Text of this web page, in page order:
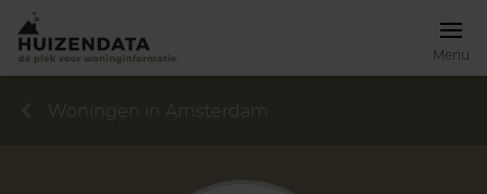
Menu
Woningen in Amsterdam